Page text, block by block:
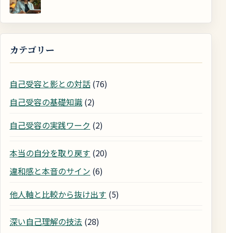
カテゴリー
自己受容と影との対話 (76)
自己受容の基礎知識 (2)
自己受容の実践ワーク (2)
本当の自分を取り戻す (20)
違和感と本音のサイン (6)
他人軸と比較から抜け出す (5)
深い自己理解の技法 (28)